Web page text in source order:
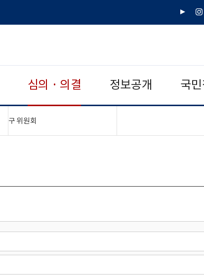
유
인
심의 · 의결 정보공개 국
구 위원회